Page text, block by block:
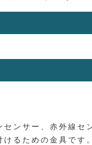
センサー、赤外線セ
けるための金具です